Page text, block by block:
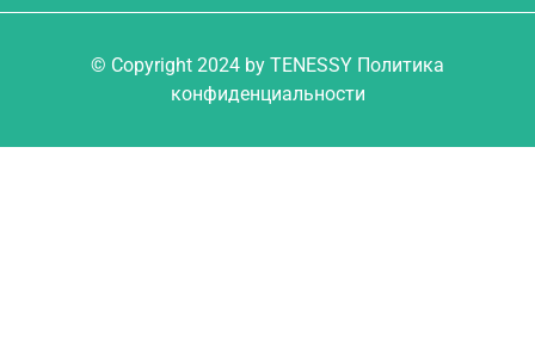
© Copyright 2024 by TENESSY Политика
конфиденциальности